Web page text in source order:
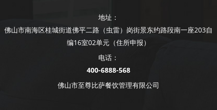
地址：
佛山市南海区桂城街道佛平二路（虫雷）岗街景东约路段南一座203自
编16室02单元（住所申报）
电话：
400-6888-568
佛山市至尊比萨餐饮管理有限公司